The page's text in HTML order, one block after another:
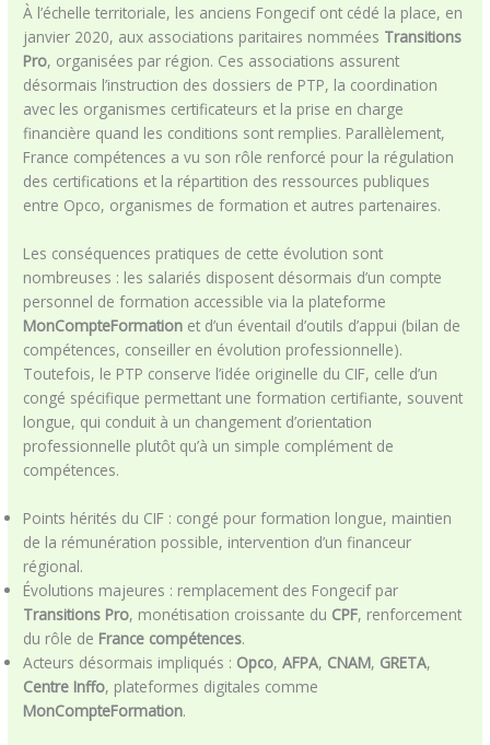
À l’échelle territoriale, les anciens Fongecif ont cédé la place, en
janvier 2020, aux associations paritaires nommées Transitions
Pro, organisées par région. Ces associations assurent
désormais l’instruction des dossiers de PTP, la coordination
avec les organismes certificateurs et la prise en charge
financière quand les conditions sont remplies. Parallèlement,
France compétences a vu son rôle renforcé pour la régulation
des certifications et la répartition des ressources publiques
entre Opco, organismes de formation et autres partenaires.
Les conséquences pratiques de cette évolution sont
nombreuses : les salariés disposent désormais d’un compte
personnel de formation accessible via la plateforme
MonCompteFormation et d’un éventail d’outils d’appui (bilan de
compétences, conseiller en évolution professionnelle).
Toutefois, le PTP conserve l’idée originelle du CIF, celle d’un
congé spécifique permettant une formation certifiante, souvent
longue, qui conduit à un changement d’orientation
professionnelle plutôt qu’à un simple complément de
compétences.
Points hérités du CIF : congé pour formation longue, maintien
de la rémunération possible, intervention d’un financeur
régional.
Évolutions majeures : remplacement des Fongecif par
Transitions Pro, monétisation croissante du CPF, renforcement
du rôle de France compétences.
Acteurs désormais impliqués : Opco,AFPA, CNAM, GRETA,
Centre Inffo, plateformes digitales comme
MonCompteFormation.